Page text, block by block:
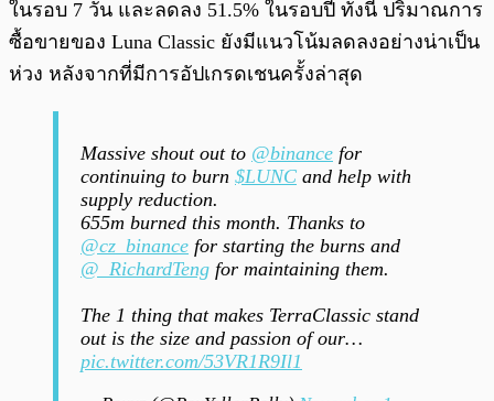
ในรอบ 7 วัน และลดลง 51.5% ในรอบปี ทั้งนี้ ปริมาณการ
ซื้อขายของ Luna Classic ยังมีแนวโน้มลดลงอย่างน่าเป็น
ห่วง หลังจากที่มีการอัปเกรดเชนครั้งล่าสุด
Massive shout out to @binance for
continuing to burn $LUNC and help with
supply reduction.
655m burned this month. Thanks to
@cz_binance for starting the burns and
@_RichardTeng for maintaining them.
The 1 thing that makes TerraClassic stand
out is the size and passion of our…
pic.twitter.com/53VR1R9Il1